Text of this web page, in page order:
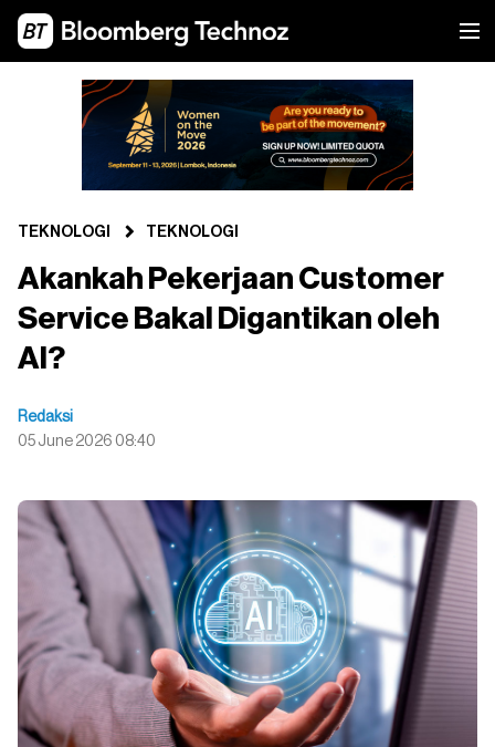
TEKNOLOGI TEKNOLOGI
Akankah Pekerjaan Customer
Service Bakal Digantikan oleh
AI?
Redaksi
05 June 2026 08:40